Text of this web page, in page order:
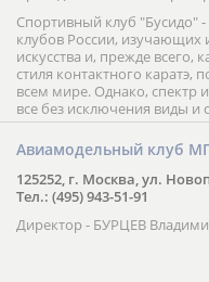
Офис: 111141, Москва, ул.
Центральная секция: 5
Тел.: +7 495 368-90-63
E-mail:ad@bushido.ru
http://bushido.ru
Президент и главный
Спортивный клуб "Бусидо"
клубов России, изучающих
искусства и, прежде всего,
стиля контактного каратэ,
все без исключения виды и